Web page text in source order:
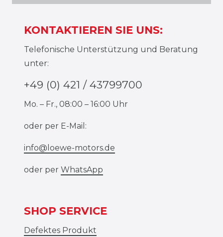
KONTAKTIEREN SIE UNS:
Telefonische Unterstützung und Beratung
unter:
+49 (0) 421 / 43799700
Mo. – Fr., 08:00 – 16:00 Uhr
oder per E-Mail:
info@loewe-motors.de
oder per WhatsApp
SHOP SERVICE
Defektes Produkt